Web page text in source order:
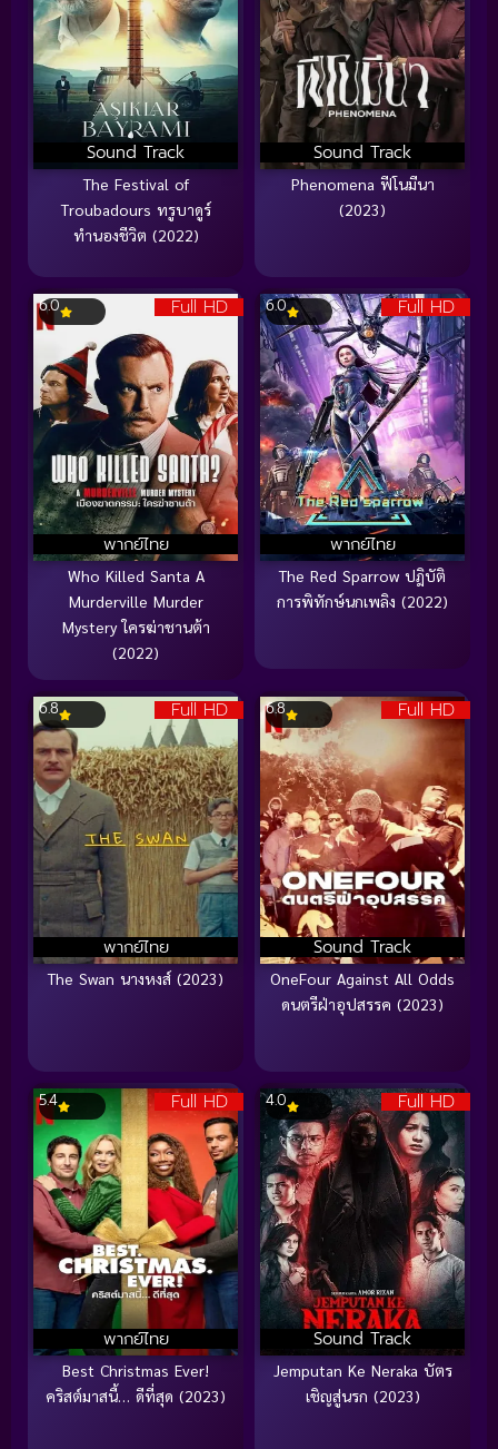
Sound Track
The Festival of
Troubadours ทรูบาดูร์
ทำนองชีวิต (2022)
Sound Track
Phenomena ฟีโนมีนา
(2023)
Full HD
พากย์ไทย
6.0
Who Killed Santa A
Murderville Murder
Mystery ใครฆ่าชานต้า
(2022)
Full HD
พากย์ไทย
6.0
The Red Sparrow ปฎิบัติ
การพิทักษ์นกเพลิง (2022)
Full HD
พากย์ไทย
6.8
The Swan นางหงส์ (2023)
Full HD
Sound Track
6.8
OneFour Against All Odds
ดนตรีฝ่าอุปสรรค (2023)
Full HD
พากย์ไทย
5.4
Best Christmas Ever!
คริสต์มาสนี้… ดีที่สุด (2023)
Full HD
Sound Track
4.0
Jemputan Ke Neraka บัตร
เชิญสู่นรก (2023)